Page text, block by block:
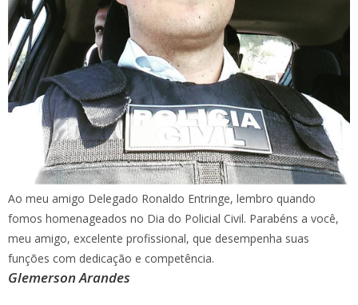
Ao meu amigo Delegado Ronaldo Entringe, lembro quando
fomos homenageados no Dia do Policial Civil. Parabéns a você,
meu amigo, excelente profissional, que desempenha suas
funções com dedicação e competência.
Glemerson Arandes